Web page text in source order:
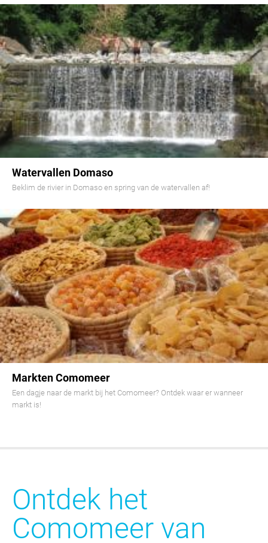
Watervallen Domaso
Beklim de rivier in Domaso en spring van de watervallen af!
Markten Comomeer
Een dagje naar de markt bij het Comomeer? Ontdek waar er wanneer
markt is!
Ontdek het
Comomeer van